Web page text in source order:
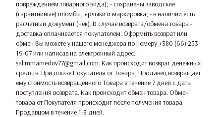
повреждением товарного вида); - сохранены заводские
(гарантийные) пломбы, ярлыки и маркировка; - в наличии есть
расчетный документ (чек). В случае возврата/обмена товара -
доставка оплачивается покупателем. Оформить возврат или
обмен Вы можете у нашего менеджера по номеру +380 (66) 253-
19-07 или написав на электронный адрес:
salimmamedov77@gmail.com. Как происходит возврат денежных
средств. При отказе Покупателя от Товара, Продавец возвращает
ему стоимость возвращенного Товара в течение 7 дней с даты
поступления возврата. Как происходит обмен товара. Обмен
товара от Покупателя происходит после получения товара
Продавцом в течение 1-3 дней.